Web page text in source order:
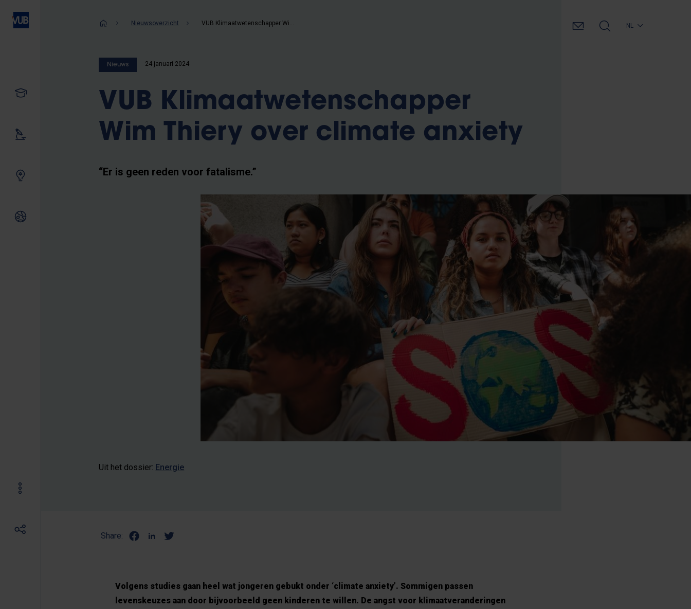
Ons onderzoek
Samen innoveren
Kruimelpad
Nieuwsoverzicht NL
Nieuws 24 januari 2024
VUB Klimaatwetenschapper
Wim Thiery over climate anxiety
“Er is geen reden voor fatalisme.”
Uit het dossier: Energie
Share:
Volgens studies gaan heel wat jongeren gebukt onder ‘climate anxiety’. Sommigen passen
levenskeuzes aan door bijvoorbeeld geen kinderen te willen. De angst voor klimaatveranderingen